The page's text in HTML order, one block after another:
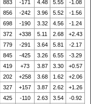
883 -171 4.48 5.55
-1.08
856 -242 3.96 5.52
-1.56
698 -190 3.32 4.56
-1.24
372 +338 5.11 2.68
+2.43
779 -291 3.64 5.81
-2.17
845 -425 3.26 6.55
-3.29
419 +73 3.87 3.30
+0.57
202 +258 3.68 1.62
+2.06
327 +157 3.87 2.62
+1.26
425 -110 2.63 3.54
-0.92